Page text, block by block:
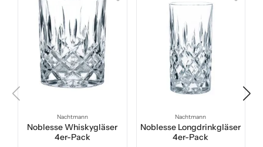
Nachtmann
Noblesse Whiskygläser
4er-Pack
Nachtmann
Noblesse Longdrinkgläser
4er-Pack